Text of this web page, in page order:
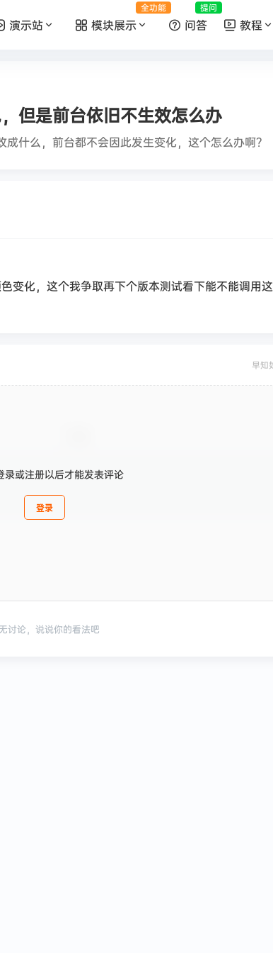
演示站 模块展示
全功能
问答
提问
教程
但是前台依旧不生效怎么办
什么，前台都不会因此发生变化，这个怎么办啊？
变化，这个我争取再下个版本测试看下能不能调用这
早知
录或注册以后才能发表评论
登录
讨论，说说你的看法吧